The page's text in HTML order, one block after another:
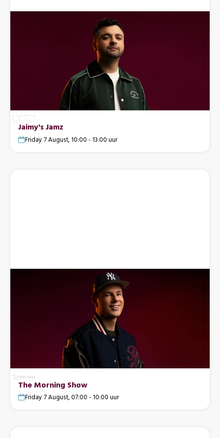
Jaimy's Jamz
Friday 7 August, 10:00 - 13:00 uur
The Morning Show
Friday 7 August, 07:00 - 10:00 uur